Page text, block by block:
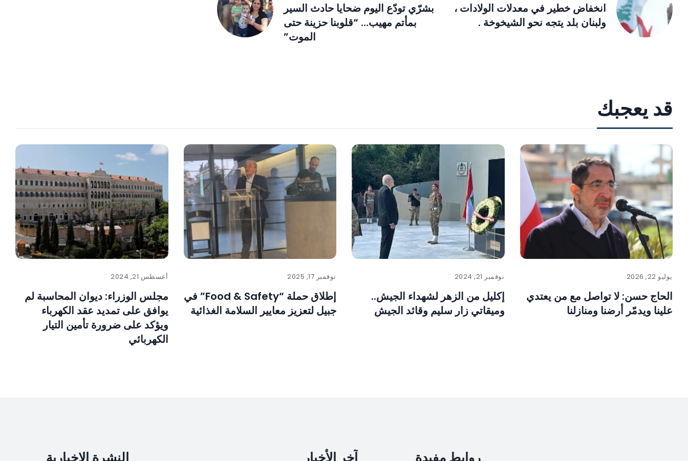
انخفاض خطير في معدلات الولادات ،
ولبنان بلد يتجه نحو الشيخوخة .
بشرّي تودّع اليوم ضحايا حادث السير
بمأتم مهيب… “قلوبنا حزينة حتى
الموت”
قد يعجبك
يوليو 22, 2026
الحاج حسن: لا تواصل مع من يعتدي
علينا ويدمّر أرضنا ومنازلنا
نوفمبر 21, 2024
إكليل من الزهر لشهداء الجيش..
وميقاتي زار سليم وقائد الجيش
نوفمبر 17, 2025
إطلاق حملة “Food & Safety” في
جبيل لتعزيز معايير السلامة الغذائية
أغسطس 21, 2024
مجلس الوزراء: ديوان المحاسبة لم
يوافق على تمديد عقد الكهرباء
ويؤكد على ضرورة تأمين التيار
الكهربائي